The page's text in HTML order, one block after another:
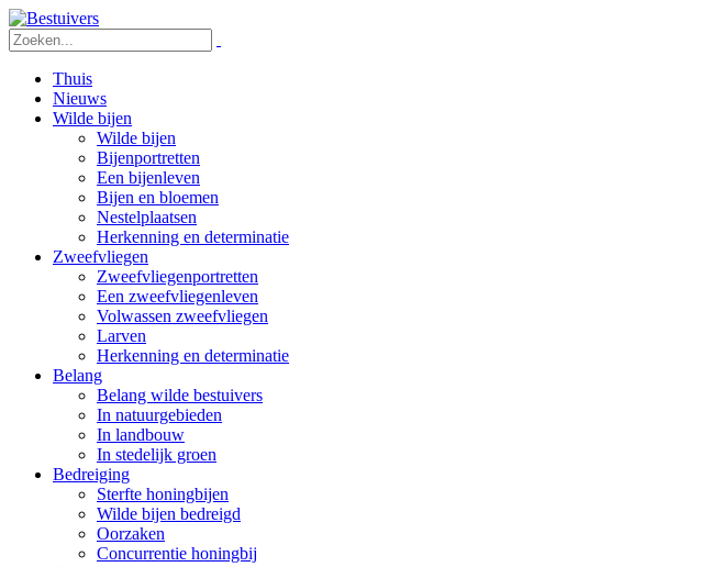
Thuis
Nieuws
Wilde bijen
Wilde bijen
Bijenportretten
Een bijenleven
Bijen en bloemen
Nestelplaatsen
Herkenning en determinatie
Zweefvliegen
Zweefvliegenportretten
Een zweefvliegenleven
Volwassen zweefvliegen
Larven
Herkenning en determinatie
Belang
Belang wilde bestuivers
In natuurgebieden
In landbouw
In stedelijk groen
Bedreiging
Sterfte honingbijen
Wilde bijen bedreigd
Oorzaken
Concurrentie honingbij